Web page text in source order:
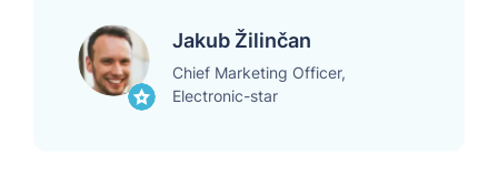
Jakub Žilinčan
Chief Marketing Officer,
Electronic-star